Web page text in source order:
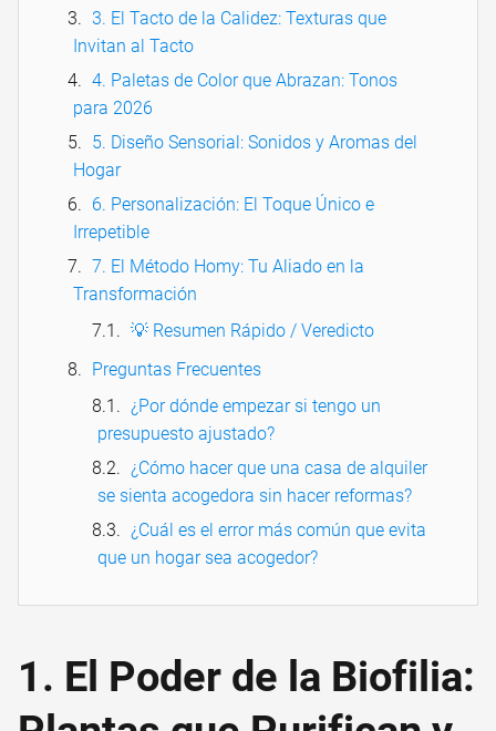
3. El Tacto de la Calidez: Texturas que
Invitan al Tacto
4. Paletas de Color que Abrazan: Tonos
para 2026
5. Diseño Sensorial: Sonidos y Aromas del
Hogar
6. Personalización: El Toque Único e
Irrepetible
7. El Método Homy: Tu Aliado en la
Transformación
💡 Resumen Rápido / Veredicto
Preguntas Frecuentes
¿Por dónde empezar si tengo un
presupuesto ajustado?
¿Cómo hacer que una casa de alquiler
se sienta acogedora sin hacer reformas?
¿Cuál es el error más común que evita
que un hogar sea acogedor?
1. El Poder de la Biofilia: